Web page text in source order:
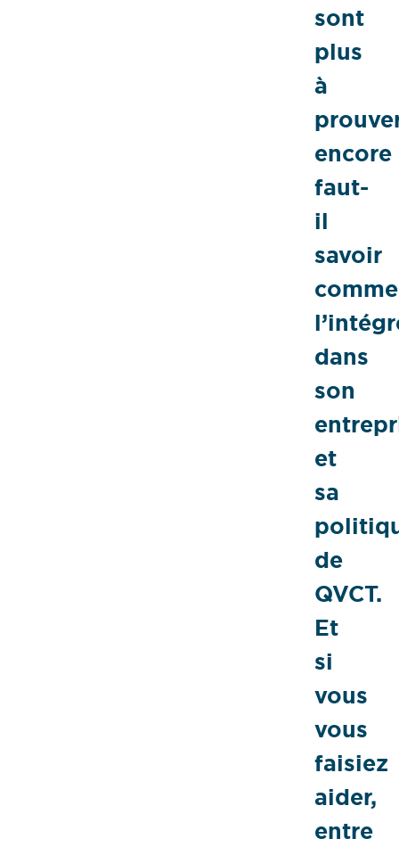
sont
plus
à
encore
faut-
il
savoir
dans
son
et
sa
de
QVCT.
Et
si
vous
vous
faisiez
aider,
entre